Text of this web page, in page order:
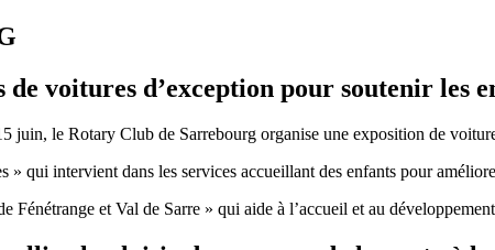
de voitures d’exception pour soutenir les
juin, le Rotary Club de Sarrebourg organise une exposition de
» qui intervient dans les services accueillant des enfants pour
Fénétrange et Val de Sarre » qui aide à l’accueil et au